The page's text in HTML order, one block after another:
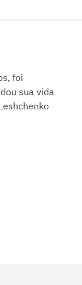
foi
sua vida